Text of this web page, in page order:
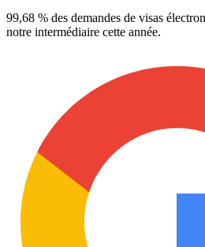
99,68 % des demandes de visas
notre intermédiaire cette année.